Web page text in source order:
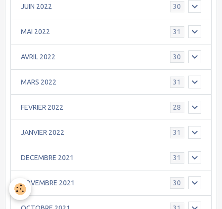
JUIN 2022 30
MAI 2022 31
AVRIL 2022 30
MARS 2022 31
FEVRIER 2022 28
JANVIER 2022 31
DECEMBRE 2021 31
NOVEMBRE 2021 30